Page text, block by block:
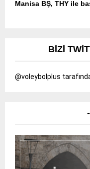
Manisa BŞ, THY ile
BIZI
@voleybolplus